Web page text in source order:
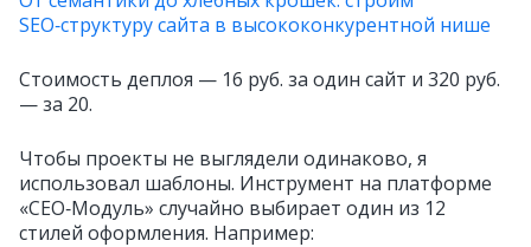
SEO‑структуру сайта в высококонкурентной нише
Стоимость деплоя — 16 руб. за один сайт и 320 руб.
— за 20.
Чтобы проекты не выглядели одинаково, я
использовал шаблоны. Инструмент на платформе
«CЕО‑Модуль» случайно выбирает один из 12
стилей оформления. Например: